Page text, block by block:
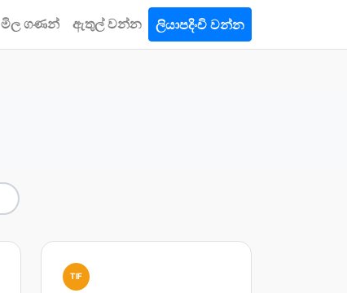
මිල ගණන් ඇතුල් වන්න ලියාපදිංචි වන්න
TIF